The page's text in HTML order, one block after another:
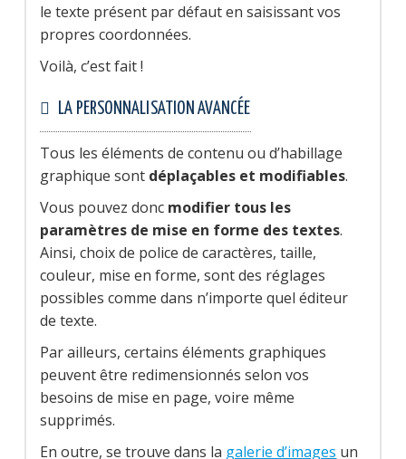
le texte présent par défaut en saisissant vos
propres coordonnées.
Voilà, c’est fait !
LA PERSONNALISATION AVANCÉE
Tous les éléments de contenu ou d’habillage
graphique sont déplaçables et modifiables.
Vous pouvez donc modifier tous les
paramètres de mise en forme des textes.
Ainsi, choix de police de caractères, taille,
couleur, mise en forme, sont des réglages
possibles comme dans n’importe quel éditeur
de texte.
Par ailleurs, certains éléments graphiques
peuvent être redimensionnés selon vos
besoins de mise en page, voire même
supprimés.
En outre, se trouve dans la galerie d’images un